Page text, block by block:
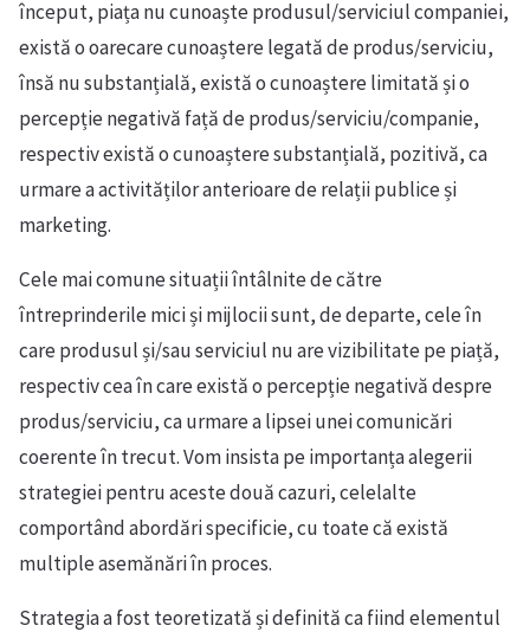
început, piața nu cunoaște produsul/serviciul companiei,
există o oarecare cunoaștere legată de produs/serviciu,
însă nu substanțială, există o cunoaștere limitată și o
percepție negativă față de produs/serviciu/companie,
respectiv există o cunoaștere substanțială, pozitivă, ca
urmare a activităților anterioare de relații publice și
marketing.
Cele mai comune situații întâlnite de către
întreprinderile mici și mijlocii sunt, de departe, cele în
care produsul și/sau serviciul nu are vizibilitate pe piață,
respectiv cea în care există o percepție negativă despre
produs/serviciu, ca urmare a lipsei unei comunicări
coerente în trecut. Vom insista pe importanța alegerii
strategiei pentru aceste două cazuri, celelalte
comportând abordări specificie, cu toate că există
multiple asemănări în proces.
Strategia a fost teoretizată și definită ca fiind elementul